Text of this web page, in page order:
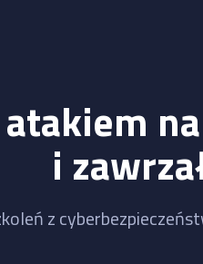
i
z